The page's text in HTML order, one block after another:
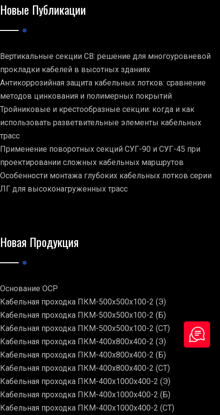
Новые Публикации
Вертикальные секции СВ: решение для многоуровневой
прокладки кабелей в высотных зданиях
Антикоррозийная защита кабельных лотков: сравнение
методов цинкования и полимерных покрытий
Тройниковые и крестообразные секции: когда и как
использовать разветвительные элементы кабельных
трасс
Применение поворотных секций СУГ-90 и СУГ-45 при
проектировании сложных кабельных маршрутов
Особенности монтажа глубоких кабельных лотков серии
ЛГ для высоконагруженных трасс
Новая Продукция
Основание ОСР
Кабельная проходка ПКМ-500х500х100-2 (Э)
Кабельная проходка ПКМ-500х500х100-2 (Б)
Кабельная проходка ПКМ-500х500х100-2 (СТ)
Кабельная проходка ПКМ-400х800х400-2 (Э)
Кабельная проходка ПКМ-400х800х400-2 (Б)
Кабельная проходка ПКМ-400х800х400-2 (СТ)
Кабельная проходка ПКМ-400х1000х400-2 (Э)
Кабельная проходка ПКМ-400х1000х400-2 (Б)
Кабельная проходка ПКМ-400х1000х400-2 (СТ)